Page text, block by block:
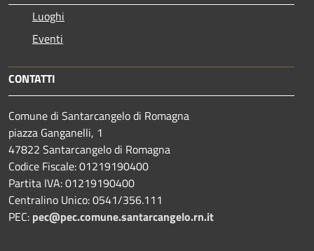
Luoghi
Eventi
CONTATTI
Comune di Santarcangelo di Romagna
piazza Ganganelli, 1
47822 Santarcangelo di Romagna
Codice Fiscale: 01219190400
Partita IVA: 01219190400
Centralino Unico: 0541/356.111
PEC: pec@pec.comune.santarcangelo.rn.it